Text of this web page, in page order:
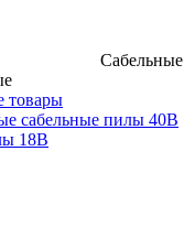
Сабельные
товары
сабельные пилы 40В
18В